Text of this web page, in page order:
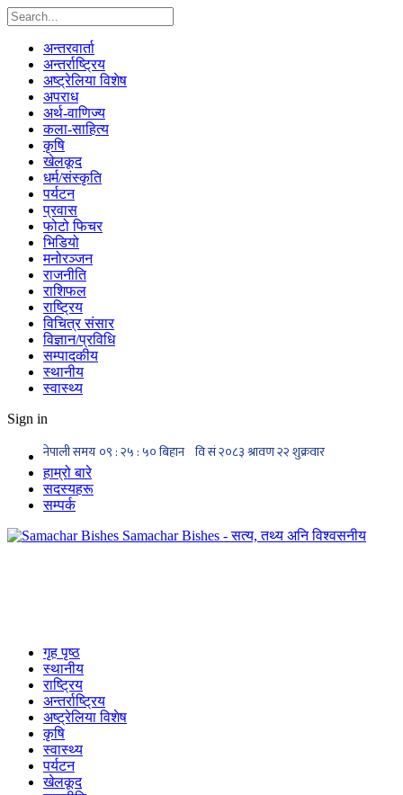
अन्तरवार्ता
अन्तर्राष्ट्रिय
अष्ट्रेलिया विशेष
अपराध
अर्थ-वाणिज्य
कला-साहित्य
कृषि
खेलकूद
धर्म/संस्कृति
पर्यटन
प्रवास
फोटो फिचर
भिडियो
मनोरञ्जन
राजनीति
राशिफल
राष्ट्रिय
विचित्र संसार
विज्ञान/प्रविधि
सम्पादकीय
स्थानीय
स्वास्थ्य
Sign in
हाम्रो बारे
सदस्यहरू
सम्पर्क
Samachar Bishes - सत्य, तथ्य अनि विश्वसनीय
गृह पृष्ठ
स्थानीय
राष्ट्रिय
अन्तर्राष्ट्रिय
अष्ट्रेलिया विशेष
कृषि
स्वास्थ्य
पर्यटन
खेलकूद